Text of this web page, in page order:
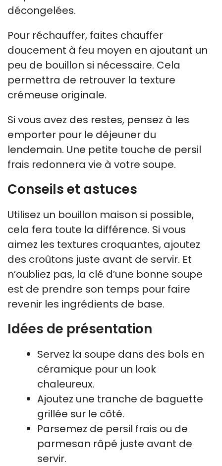
décongelées.
Pour réchauffer, faites chauffer
doucement à feu moyen en ajoutant un
peu de bouillon si nécessaire. Cela
permettra de retrouver la texture
crémeuse originale.
Si vous avez des restes, pensez à les
emporter pour le déjeuner du
lendemain. Une petite touche de persil
frais redonnera vie à votre soupe.
Conseils et astuces
Utilisez un bouillon maison si possible,
cela fera toute la différence. Si vous
aimez les textures croquantes, ajoutez
des croûtons juste avant de servir. Et
n’oubliez pas, la clé d’une bonne soupe
est de prendre son temps pour faire
revenir les ingrédients de base.
Idées de présentation
Servez la soupe dans des bols en
céramique pour un look
chaleureux.
Ajoutez une tranche de baguette
grillée sur le côté.
Parsemez de persil frais ou de
parmesan râpé juste avant de
servir.